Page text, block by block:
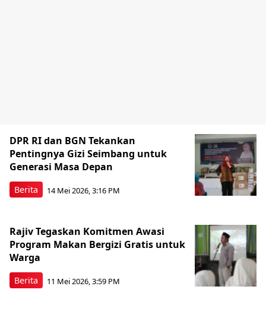
Berita
DPR RI dan BGN Tekankan
Pentingnya Gizi Seimbang untuk
Generasi Masa Depan
14 Mei 2026, 3:16 PM
Berita
Rajiv Tegaskan Komitmen Awasi
Program Makan Bergizi Gratis untuk
Warga
11 Mei 2026, 3:59 PM